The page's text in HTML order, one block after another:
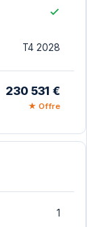
T4 2028
230 531 €
★ Offre
1